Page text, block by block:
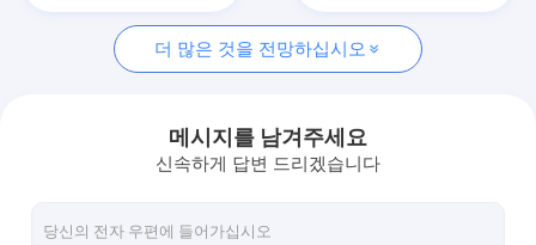
사용된 엔진 어셈블리
사용된 엔진 블럭
초침 크랭크축
사용된 연료 분사 펌프
더 많은 것을 전망하십시오
메시지를 남겨주세요
신속하게 답변 드리겠습니다